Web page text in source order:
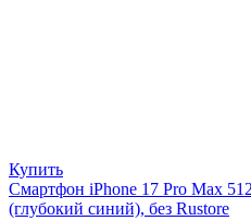
Купить
Смартфон iPhone 17 Pro Max
(глубокий синий), без Rustore